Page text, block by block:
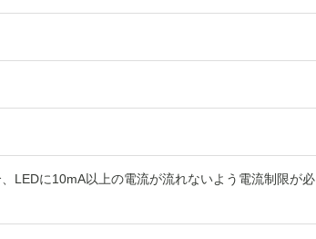
に10mA以上の電流が流れないよう電流制限が必